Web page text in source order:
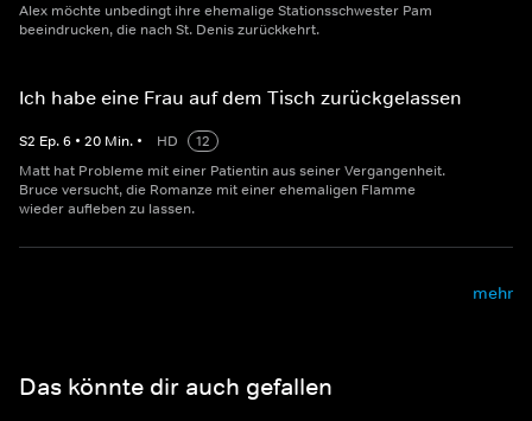
Alex möchte unbedingt ihre ehemalige Stationsschwester Pam
beeindrucken, die nach St. Denis zurückkehrt.
Ich habe eine Frau auf dem Tisch zurückgelassen
S2 Ep.6 • 20 Min. • HD
12
Matt hat Probleme mit einer Patientin aus seiner Vergangenheit.
Bruce versucht, die Romanze mit einer ehemaligen Flamme
wieder aufleben zu lassen.
mehr
Das könnte dir auch gefallen